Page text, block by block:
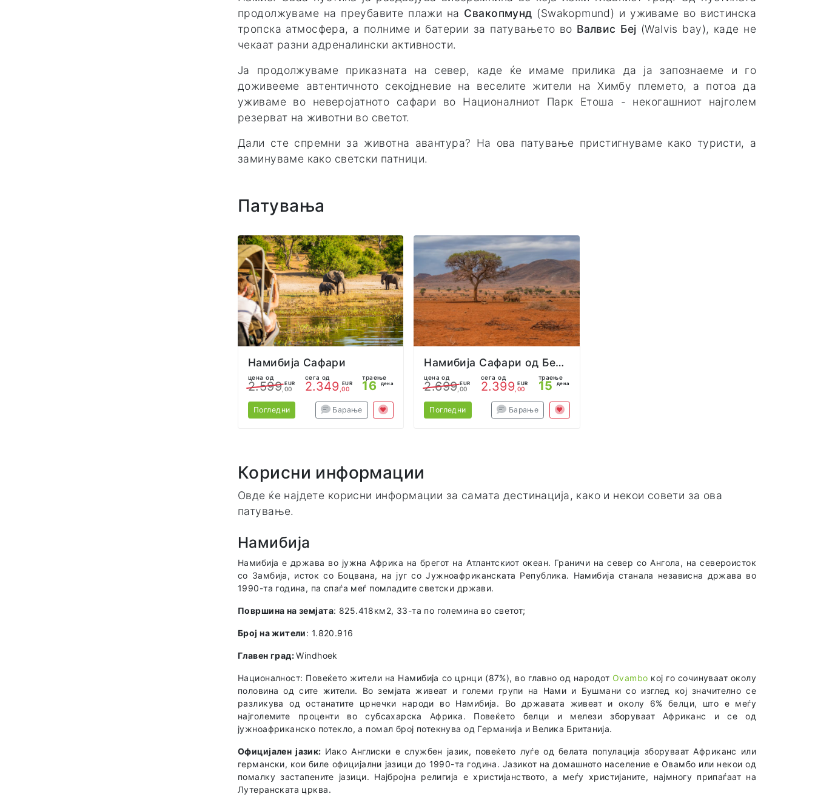
продолжуваме на преубавите плажи на Свакопмунд (Swakopmund) и уживаме во вистинска
тропска атмосфера, а полниме и батерии за патувањето во Валвис Беј (Walvis bay), каде не
чекаат разни адреналински активности.
Ја продолжуваме приказната на север, каде ќе имаме прилика да ја запознаеме и го
доживееме автентичното секојдневие на веселите жители на Химбу племето, а потоа да
уживаме во неверојатното сафари во Националниот Парк Етоша - некогашниот најголем
резерват на животни во светот.
Дали сте спремни за животна авантура? На ова патување пристигнуваме како туристи, а
заминуваме како светски патници.
Патувања
Намибија Сафари
цена од
2.599 EUR
,00
сега од
2.349 EUR
,00
траење
16 дена
Погледни Барање
Намибија Сафари од Белград
цена од
2.699 EUR
,00
сега од
2.399 EUR
,00
траење
15 дена
Погледни Барање
Корисни информации
Овде ќе најдете корисни информации за самата дестинација, како и некои совети за ова
патување.
Намибија
Намибија е држава во јужна Африка на брегот на Атлантскиот океан. Граничи на север со Ангола, на североисток
со Замбија, исток со Боцвана, на југ со Јужноафриканската Република. Намибија станала независна држава во
1990-та година, па спаѓа меѓ помладите светски држави.
Површина на земјата: 825.418км2, 33-та по големина во светот;
Број на жители: 1.820.916
Главен град:Windhoek
Националност: Повеќето жители на Намибија со црнци (87%), во главно од народот Ovambo кој го сочинуваат околу
половина од сите жители. Во земјата живеат и големи групи на Нами и Бушмани со изглед кој значително се
разликува од останатите црнечки народи во Намибија. Во државата живеат и околу 6% белци, што е меѓу
најголемите проценти во субсахарска Африка. Повеќето белци и мелези зборуваат Африканс и се од
јужноафриканско потекло, а помал број потекнува од Германија и Велика Британија.
Официјален јазик: Иако Англиски е службен јазик, повеќето луѓе од белата популација зборуваат Африканс или
германски, кои биле официјални јазици до 1990-та година. Јазикот на домашното население е Овамбо или некои од
помалку застапените јазици. Најбројна религија е христијанството, а меѓу христијаните, најмногу припаѓаат на
Лутеранската црква.